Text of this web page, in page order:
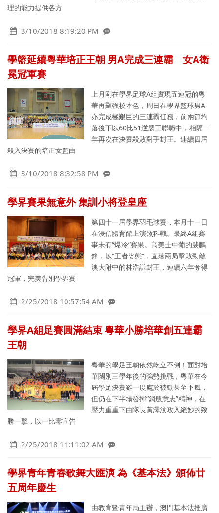
理的能力提供各方
3/10/2018 8:19:20 PM
學籃延續粵華培正王朝 男A完成三連霸 女A衛
冕冠軍賽
上月剛在學界足球A組實現五連冠的粵
華再顯強校本色，周日在學界籃球男A
亦完成極艱巨的三連霸任務，前兩節均
落後下以60比51逆襲工聯職中，相隔一
年再次在決賽殺敗對手封王。連續四屆
殺入決賽的培正女籃由
3/10/2018 8:32:58 PM
學界賽果無意外 集訓小將登皇座
第四十一屆學界羽毛球賽，本月十一日
在浸信體育館上演煞科戰。最終A組賽
事未有“爆冷”賽果。高美士中葡的裴鵬
鋒，以“王者姿態”，直落兩局擊敗勁敵
澳大附中的林浩謙封王，連續六年奪得
冠軍，完美告別學界賽
2/25/2018 10:57:54 AM
學界A組足賽圓滿結束 粵華小勝培華創五連霸
王朝
粵華的學足王朝依然屹立不倒！面對培
華闊別三學年後的強勢挑戰，粵華在今
屆學足決賽雖一度處於被動甚至下風，
但仍在下半場發揮“鋼般意志”精神，在
壓力重重下由隊長黃澤汶攻入絕妙的致
勝一擊，以一比零宣告
2/25/2018 11:11:02 AM
學界青年青春歌舞大匯演 為《基本法》頒佈廿
五周年慶生
由教育暨青年局主辦，澳門基本法推廣